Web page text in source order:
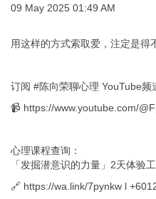
09 May 2025 01:49 AM
用这样的方式索取爱，注定是得
订阅 #陈向荣聊心理 YouTube
📹 https://www.youtube.com/
心理课程查询：
「发掘潜意识的力量」2天体验
🔗 https://wa.link/7pynkw l